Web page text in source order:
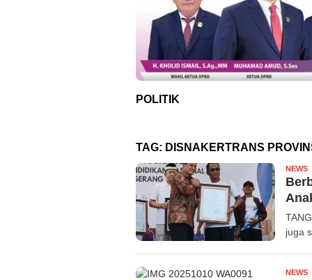
POLITIK
TAG: DISNAKERTRANS
NEWS
juga
NEWS